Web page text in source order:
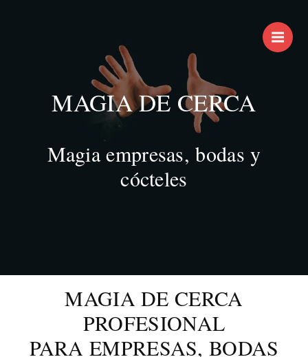
MAGIA DE CERCA
Magia empresas, bodas y
cócteles
MAGIA DE CERCA
PROFESIONAL
PARA EMPRESAS, BODAS